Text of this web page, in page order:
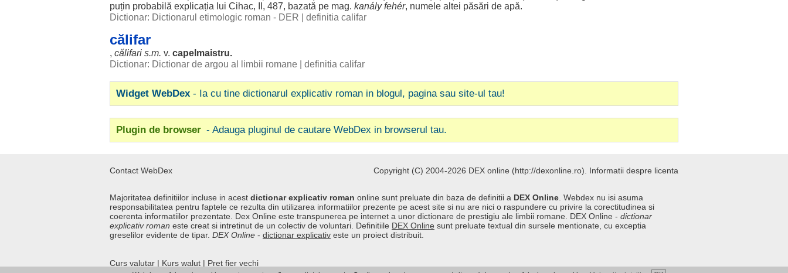
puțin probabilă explicația lui Cihac, II, 487, bazată pe mag. kanály fehér, numele altei păsări de apă.
Dictionar: Dictionarul etimologic roman - DER
definitia califar
călifar
, călifari s.m. v. capelmaistru.
Dictionar: Dictionar de argou al limbii romane
definitia califar
Widget WebDex - Ia cu tine dictionarul explicativ roman in blogul, pagina sau site-ul tau!
Plugin de browser - Adauga pluginul de cautare WebDex in browserul tau.
Contact WebDex Copyright (C) 2004-2026 DEX online (http://dexonline.ro). Informatii despre licenta
Majoritatea definitiilor incluse in acest dictionar explicativ roman online sunt preluate din baza de definitii a DEX Online . Webdex nu isi asuma
responsabilitatea pentru faptele ce rezulta din utilizarea informatiilor prezente pe acest site si nu are nici o raspundere cu privire la corectitudinea si
coerenta informatiilor prezentate. Dex Online este transpunerea pe internet a unor dictionare de prestigiu ale limbii romane. DEX Online - dictionar
explicativ roman este creat si intretinut de un colectiv de voluntari. Definitiile DEX Online sunt preluate textual din sursele mentionate, cu exceptia
greselilor evidente de tipar. DEX Online - dictionar explicativ este un proiect distribuit.
Curs valutar | Kurs walut | Pret fier vechi